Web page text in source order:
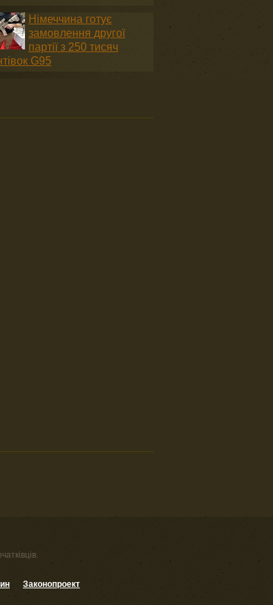
Німеччина готує
замовлення другої
партії з 250 тисяч
G95
Законопроект